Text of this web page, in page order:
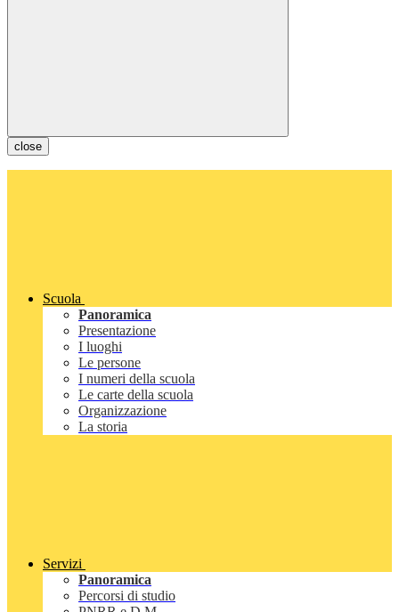
close
Scuola
Panoramica
Presentazione
I luoghi
Le persone
I numeri della scuola
Le carte della scuola
Organizzazione
La storia
Servizi
Panoramica
Percorsi di studio